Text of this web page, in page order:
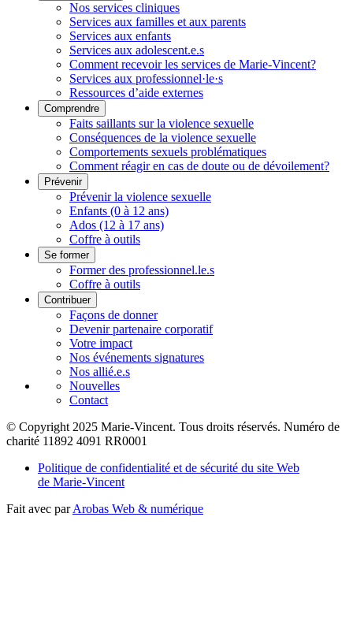
Nos services cliniques
Services aux familles et aux parents
Services aux enfants
Services aux adolescent.e.s
Comment recevoir les services de Marie-Vincent?
Services aux professionnel·le·s
Ressources d’aide externes
Comprendre
Faits saillants sur la violence sexuelle
Conséquences de la violence sexuelle
Comportements sexuels problématiques
Comment réagir en cas de doute ou de dévoilement?
Prévenir
Prévenir la violence sexuelle
Enfants (0 à 12 ans)
Ados (12 à 17 ans)
Coffre à outils
Se former
Former des professionnel.le.s
Coffre à outils
Contribuer
Façons de donner
Devenir partenaire corporatif
Votre impact
Nos événements signatures
Nos allié.e.s
Nouvelles
Contact
© Copyright 2025 Marie-Vincent. Tous droits réservés. Numéro de
charité 11892 4091 RR0001
Politique de confidentialité et de sécurité du site Web
de Marie-Vincent
Fait avec parArobas Web & numérique